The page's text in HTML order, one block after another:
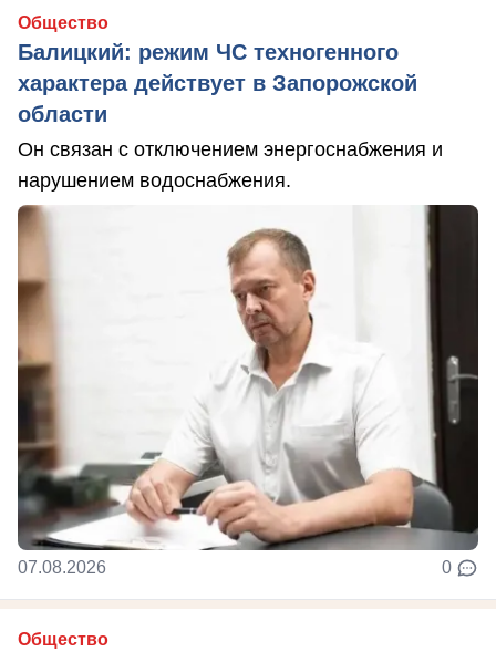
Общество
Балицкий: режим ЧС техногенного
характера действует в Запорожской
области
Он связан с отключением энергоснабжения и
нарушением водоснабжения.
07.08.2026 0
Общество